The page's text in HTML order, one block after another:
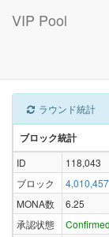
VIP Pool
ラウンド統計
ブロック統計
ID 118,043
ブロック
4,010,457
MONA数
6.25
承認状態
Confirmed